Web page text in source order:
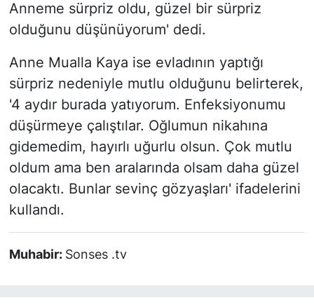
Anneme sürpriz oldu, güzel bir sürpriz
olduğunu düşünüyorum' dedi.
Anne Mualla Kaya ise evladının yaptığı
sürpriz nedeniyle mutlu olduğunu belirterek,
'4 aydır burada yatıyorum. Enfeksiyonumu
düşürmeye çalıştılar. Oğlumun nikahına
gidemedim, hayırlı uğurlu olsun. Çok mutlu
oldum ama ben aralarında olsam daha güzel
olacaktı. Bunlar sevinç gözyaşları' ifadelerini
kullandı.
Muhabir: Sonses .tv